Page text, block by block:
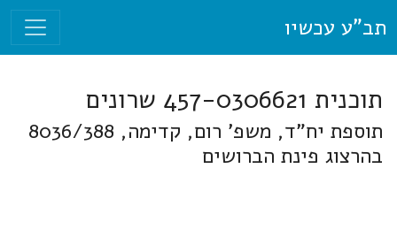
תב"ע עכשיו
תוכנית 457-0306621 שרונים
תוספת יח"ד, משפ' רום, קדימה, 8036/388
בהרצוג פינת הברושים